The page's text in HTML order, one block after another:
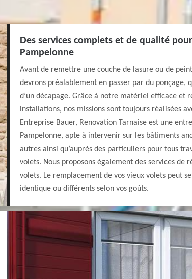
Des services complets et de qualité
Pampelonne
Avant de remettre une couche de lasure ou de
devrons préalablement en passer par du ponçage,
d’un décapage. Grâce à notre matériel efficace et
installations, nos missions sont toujours réalisées
Entreprise Bauer, Renovation Tarnaise est une
Pampelonne, apte à intervenir sur les bâtiments
autres ainsi qu’auprès des particuliers pour tous
volets. Nous proposons également des services de
volets. Le remplacement de vos vieux volets peut
identique ou différents selon vos goûts.